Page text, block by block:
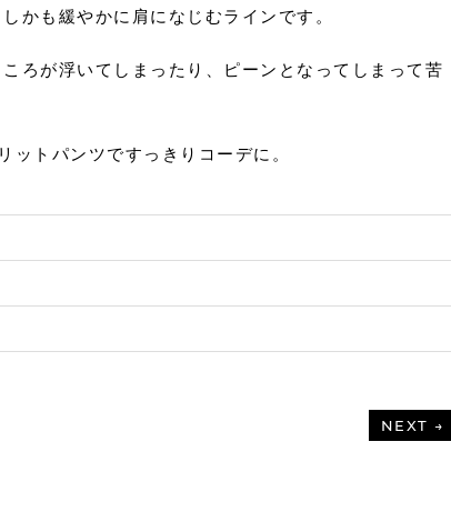
かも緩やかに肩になじむラインです。
ろが浮いてしまったり、ピーンとなってしまって苦
トパンツですっきりコーデに。
NEXT →